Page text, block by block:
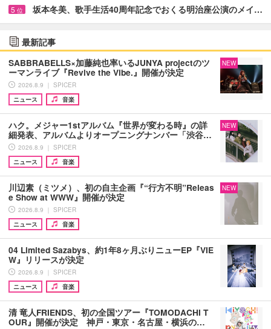
5 位 坂本冬美、歌手生活40周年記念でおくる明治座公演のメイ…
最新記事
SABBRABELLS×加藤純也率いるJUNYA projectのツ
ーマンライブ『Revive the Vibe.』開催が決定
2026.8.9 ｜ SPICER
ニュース
音楽
NEW
ハク。メジャー1stアルバム『世界が変わる時』の詳
細発表、アルバムよりオープニングナンバー「渋谷…
2026.8.9 ｜ SPICER
ニュース
音楽
NEW
川辺素（ミツメ）、初の自主企画『“行方不明”Releas
e Show at WWW』開催が決定
2026.8.9 ｜ SPICER
ニュース
音楽
NEW
04 Limited Sazabys、約1年8ヶ月ぶりニューEP『VIE
W』リリースが決定
2026.8.9 ｜ SPICER
ニュース
音楽
清 竜人FRIENDS、初の全国ツアー『TOMODACHI T
OUR』開催が決定 神戸・東京・名古屋・横浜の…